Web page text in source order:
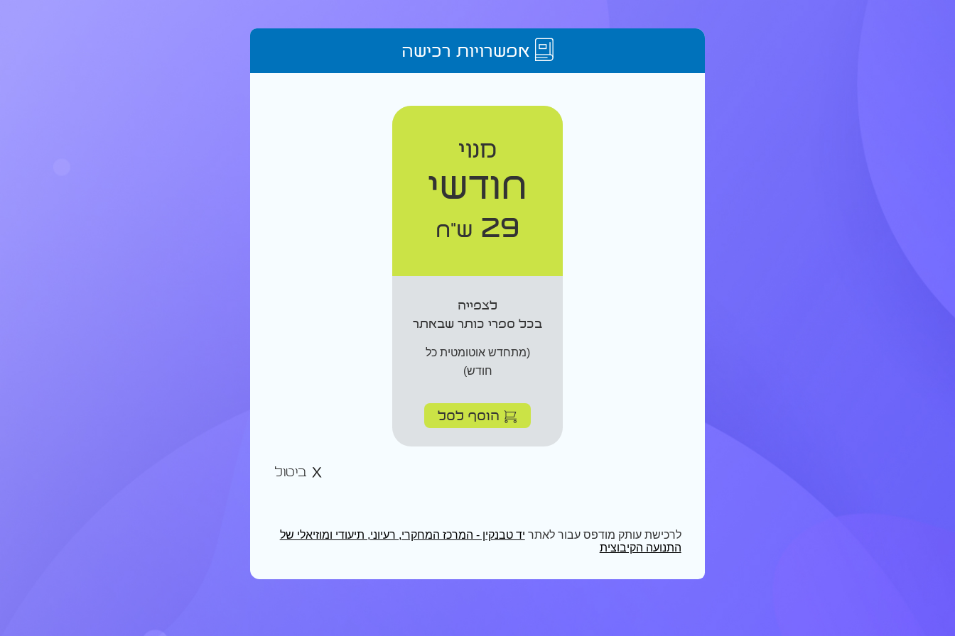
אפשרויות רכישה
מנוי
חודשי
29 ש"ח
לצפייה
בכל ספרי כותר שבאתר
(מתחדש אוטומטית כל
חודש)
הוסף לסל
ביטול
לרכישת עותק מודפס עבור לאתר יד טבנקין - המרכז המחקרי, רעיוני, תיעודי ומוזיאלי של
התנועה הקיבוצית